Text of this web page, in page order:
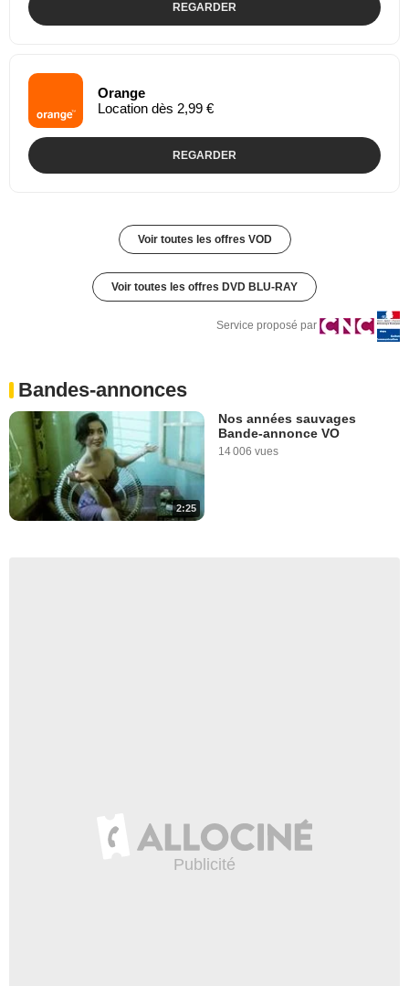
REGARDER
Orange
Location dès 2,99 €
REGARDER
Voir toutes les offres VOD
Voir toutes les offres DVD BLU-RAY
Service proposé par
Bandes-annonces
2:25
Nos années sauvages
Bande-annonce VO
14 006 vues